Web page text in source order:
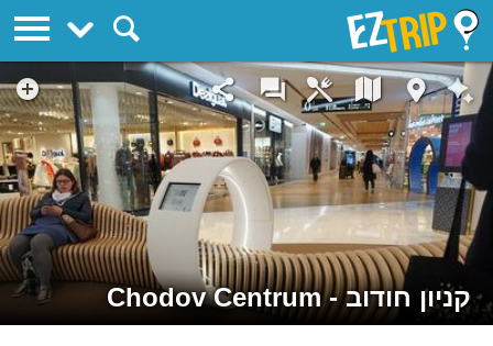
קניון חודוב - Chodov Centrum
EZTrip